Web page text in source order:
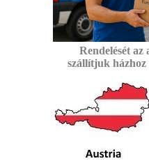
Rendelését az
szállítjuk